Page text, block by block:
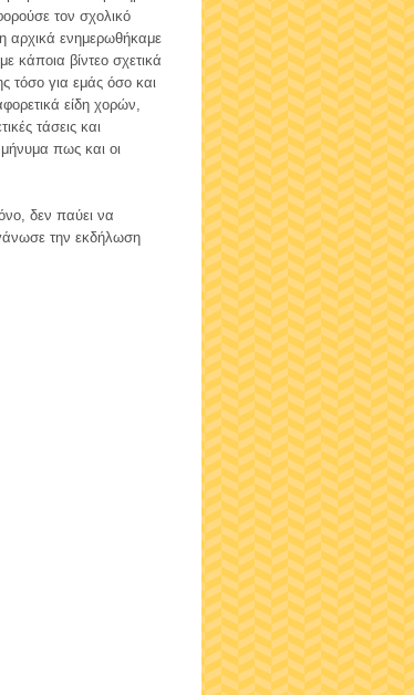
τον σχολικό
αρχικά ενημερωθήκαμε
κάποια βίντεο σχετικά
τόσο για εμάς όσο και
είδη χορών,
τάσεις και
πως και οι
δεν παύει να
την εκδήλωση